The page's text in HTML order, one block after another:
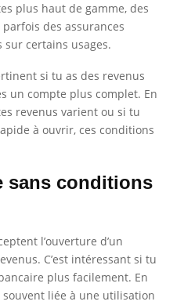
plus haut de gamme, des
des assurances
certains usages.
si tu as des revenus
un compte plus complet. En
revenus varient ou si tu
à ouvrir, ces conditions
sans conditions
l’ouverture d’un
C’est intéressant si tu
plus facilement. En
liée à une utilisation